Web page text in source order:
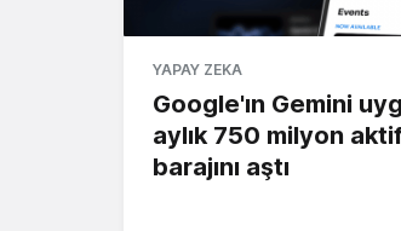
YAPAY ZEKA
Google'ın Gemini
aylık 750 milyon aktif
barajını aştı